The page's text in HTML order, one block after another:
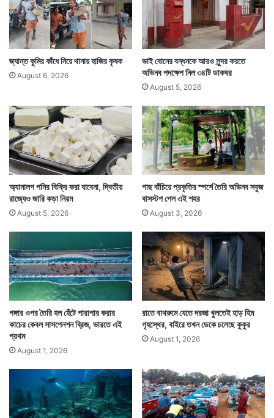
পি
তা
-
পু
ত্র
জ্যান্ত কুমির কাঁধে নিয়ে থানায় হাজির কৃষক
August 6, 2026
ভাই বোনের বন্ধনকে আরও সুন্দর করতে
অভিনব পদক্ষেপ নিল ৩৪টি ডাকঘর
August 5, 2026
অ্যানালগ পনির বিক্রি করা যাবেনা, দ্বিতীয়
রাজ্যেও জারি কড়া নিয়ম
August 5, 2026
গাছ বাঁচিয়ে প্রকৃতির স্পর্শে তৈরি অভিনব সবুজ
বাসস্টপ পেল এই শহর
August 3, 2026
গঙ্গার ওপর তৈরি হল হেঁটে পারাপার করার
কাচের কেবল সাসপেনশন ব্রিজ, ভারতে এই
প্রথম
August 1, 2026
রাতে বাথরুমে যেতে দরজা খুলতেই হাড় হিম
গৃহস্থের, বাইরে তখন ডেকে চলেছে কুকুর
August 1, 2026